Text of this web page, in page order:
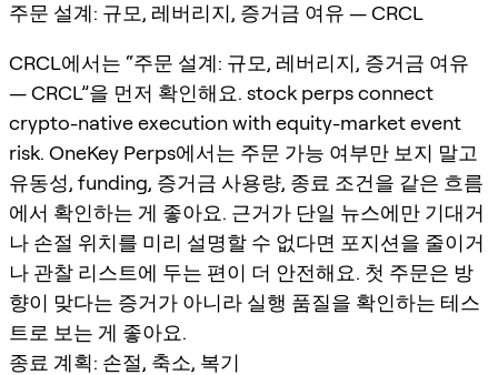
주문 설계: 규모, 레버리지, 증거금 여유 — CRCL
CRCL에서는 “주문 설계: 규모, 레버리지, 증거금 여유
— CRCL”을 먼저 확인해요. stock perps connect
crypto-native execution with equity-market event
risk. OneKey Perps에서는 주문 가능 여부만 보지 말고
유동성, funding, 증거금 사용량, 종료 조건을 같은 흐름
에서 확인하는 게 좋아요. 근거가 단일 뉴스에만 기대거
나 손절 위치를 미리 설명할 수 없다면 포지션을 줄이거
나 관찰 리스트에 두는 편이 더 안전해요. 첫 주문은 방
향이 맞다는 증거가 아니라 실행 품질을 확인하는 테스
트로 보는 게 좋아요.
종료 계획: 손절, 축소, 복기